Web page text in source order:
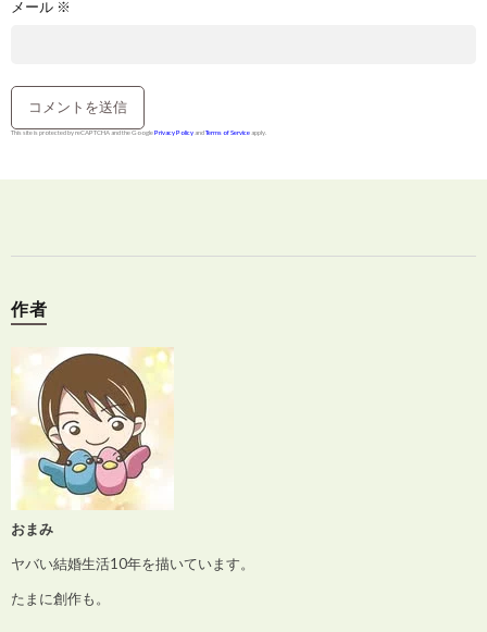
メール ※
This site is protected by reCAPTCHA and the GooglePrivacy Policy andTerms of Service apply.
作者
おまみ
ヤバい結婚生活10年を描いています。
たまに創作も。